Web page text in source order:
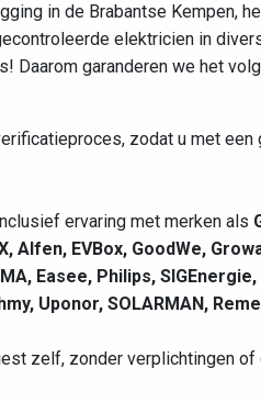
in de Brabantse Kempen,
elektricien in
Daarom garanderen we het
zodat u met
ervaring met merken als
Alfen, EVBox, GoodWe,
Easee, Philips,
Uponor, SOLARMAN,
zelf, zonder verplichtingen